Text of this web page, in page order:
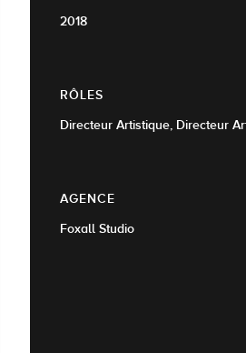
2018
RÔLES
Directeur Artistique, Directeur
AGENCE
Foxall Studio